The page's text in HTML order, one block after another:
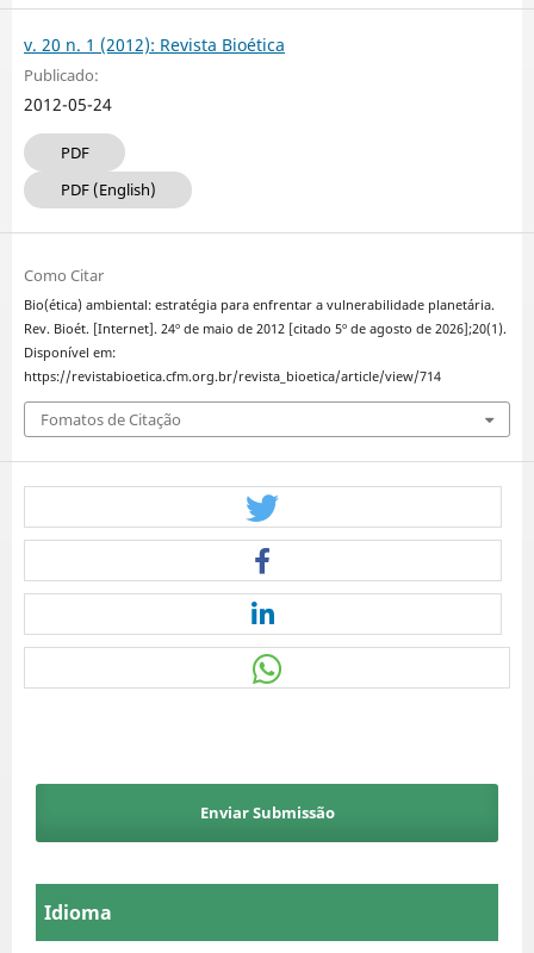
v. 20 n. 1 (2012): Revista Bioética
Publicado:
2012-05-24
PDF
PDF (English)
Como Citar
Bio(ética) ambiental: estratégia para enfrentar a vulnerabilidade planetária.
Rev. Bioét. [Internet]. 24º de maio de 2012 [citado 5º de agosto de 2026];20(1).
Disponível em:
https://revistabioetica.cfm.org.br/revista_bioetica/article/view/714
Fomatos de Citação
Enviar Submissão
Idioma